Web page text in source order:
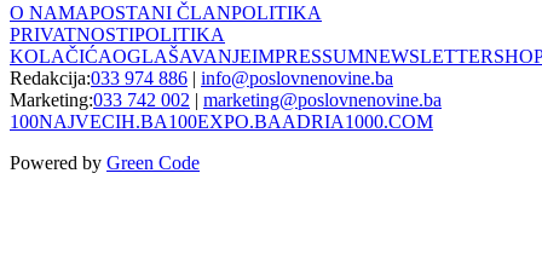
O NAMAPOSTANI ČLANPOLITIKA
PRIVATNOSTIPOLITIKA
KOLAČIĆAOGLAŠAVANJEIMPRESSUMNEWSLETTER
Redakcija:033 974 886 | info@poslovnenovine.ba
Marketing:033 742 002 | marketing@poslovnenovine.ba
100NAJVECIH.BA100EXPO.BAADRIA1000.COM
Powered by Green Code